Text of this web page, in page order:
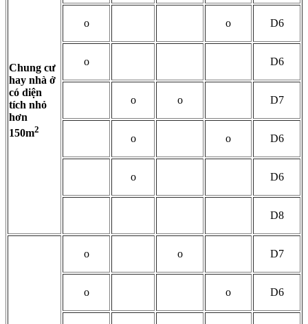
Chung cư
hay nhà ở
có diện
tích nhỏ
hơn
150m2
o o D6
o D6
o o D7
o o D6
o D6
D8
o o D7
o o D6